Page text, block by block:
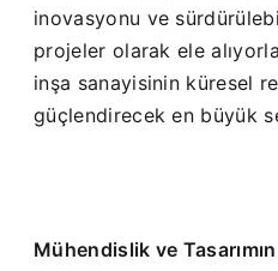
inovasyonu ve
projeler olarak ele
inşa sanayisinin küresel
güçlendirecek en büyük
Mühendislik ve